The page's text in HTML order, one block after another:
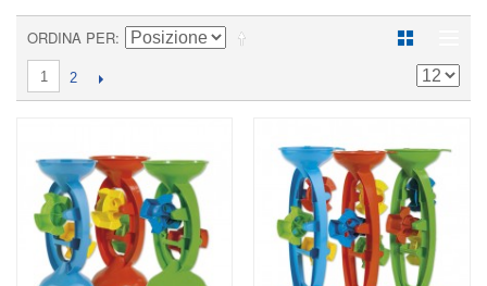
ORDINA PER
1 2